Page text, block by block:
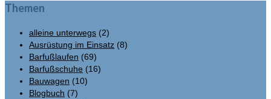
Themen
alleine unterwegs (2)
Ausrüstung im Einsatz (8)
Barfußlaufen (69)
Barfußschuhe (16)
Bauwagen (10)
Blogbuch (7)